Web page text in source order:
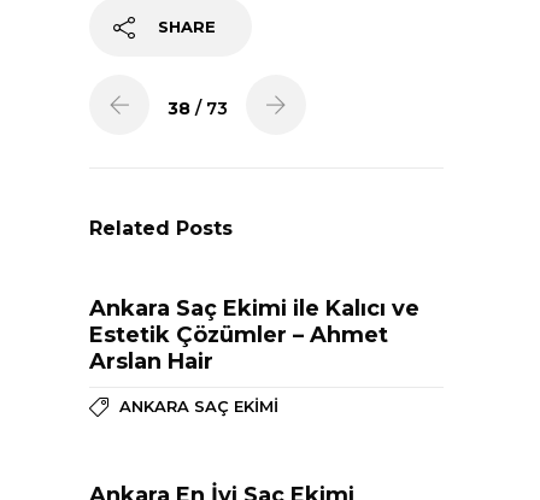
SHARE
38 / 73
Related Posts
Ankara Saç Ekimi ile Kalıcı ve
Estetik Çözümler – Ahmet
Arslan Hair
ANKARA SAÇ EKIMI